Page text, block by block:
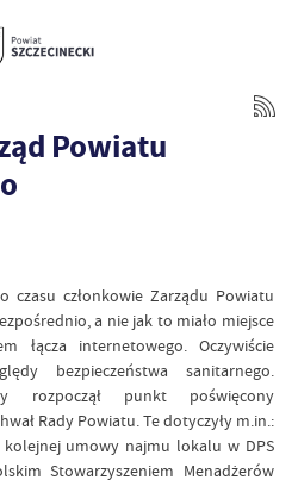
Powiatu
czasu członkowie Zarządu Powiatu
a nie jak to miało miejsce
łącza internetowego. Oczywiście
bezpieczeństwa sanitarnego.
rozpoczął punkt poświęcony
Rady Powiatu. Te dotyczyły m.in.:
umowy najmu lokalu w DPS
Stowarzyszeniem Menadżerów